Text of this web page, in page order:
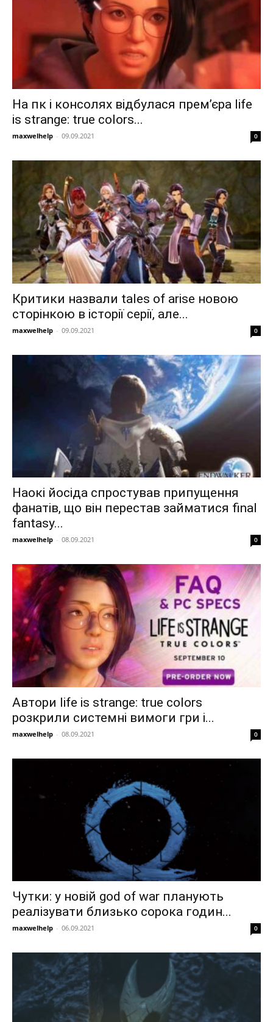
На пк і консолях відбулася прем’єра life
is strange: true colors...
maxwelhelp - 09.09.2021 0
Критики назвали tales of arise новою
сторінкою в історії серії, але...
maxwelhelp - 09.09.2021 0
Наокі йосіда спростував припущення
фанатів, що він перестав займатися final
fantasy...
maxwelhelp - 08.09.2021 0
Автори life is strange: true colors
розкрили системні вимоги гри і...
maxwelhelp - 08.09.2021 0
Чутки: у новій god of war планують
реалізувати близько сорока годин...
maxwelhelp - 06.09.2021 0